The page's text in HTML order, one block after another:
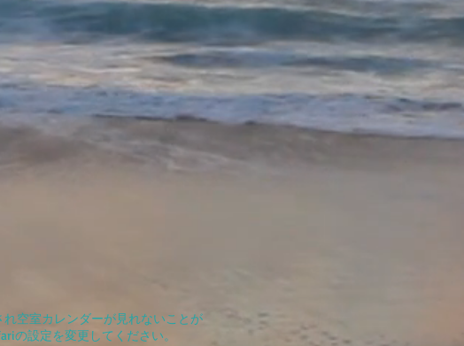
空室カレンダーが見れないことが
の設定を変更してください。